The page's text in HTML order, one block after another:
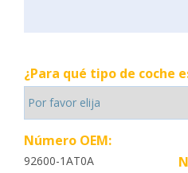
¿Para qué tipo de coche
Número OEM:
92600-1AT0A